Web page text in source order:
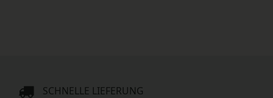
SCHNELLE LIEFERUNG